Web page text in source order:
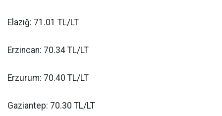
Elazığ: 71.01 TL/LT
Erzincan: 70.34 TL/LT
Erzurum: 70.40 TL/LT
Gaziantep: 70.30 TL/LT